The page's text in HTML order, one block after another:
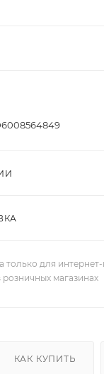
только для
розничных магазинах
КАК КУПИТЬ